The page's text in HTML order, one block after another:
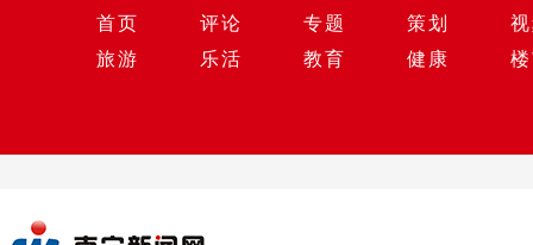
首页 评论 专题 策划
旅游
乐活 教育 健康